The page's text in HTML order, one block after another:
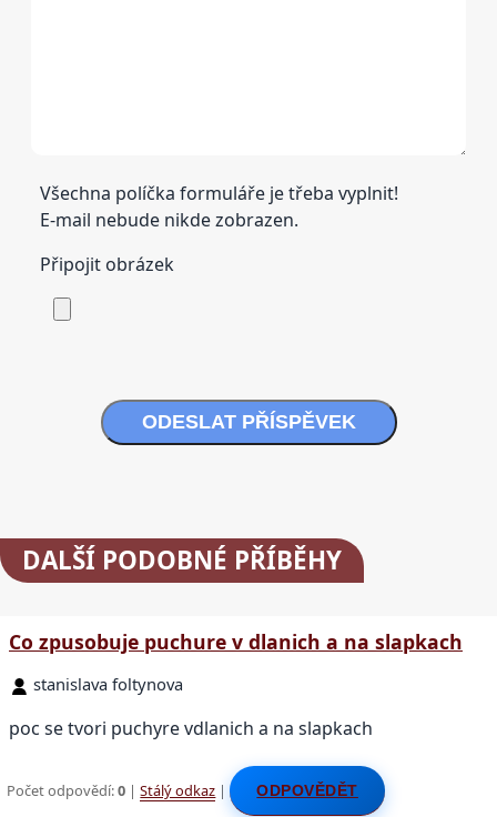
Všechna políčka formuláře je třeba vyplnit!
E-mail nebude nikde zobrazen.
Připojit obrázek
ODESLAT PŘÍSPĚVEK
DALŠÍ PODOBNÉ PŘÍBĚHY
Co zpusobuje puchure v dlanich a na slapkach
stanislava foltynova
poc se tvori puchyre vdlanich a na slapkach
Počet odpovědí:0 |Stálý odkaz | ODPOVĚDĚT